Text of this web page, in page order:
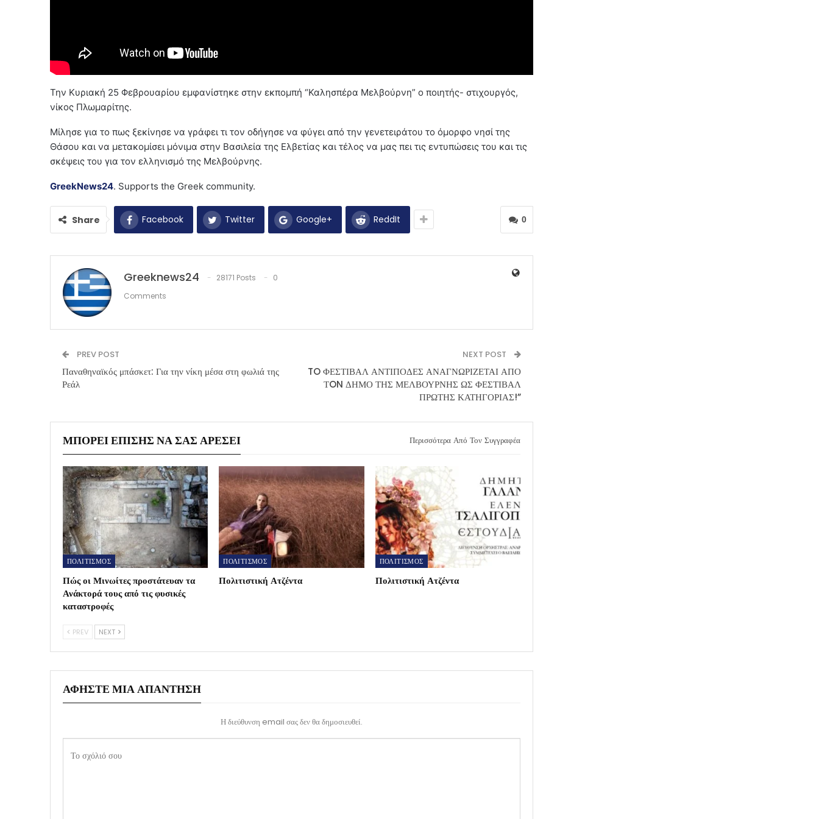
Την Κυριακή 25 Φεβρουαρίου εμφανίστηκε στην εκπομπή “Καλησπέρα Μελβούρνη” ο ποιητής- στιχουργός,
νίκος Πλωμαρίτης.
Μίλησε για το πως ξεκίνησε να γράφει τι τον οδήγησε να φύγει από την γενετειράτου το όμορφο νησί της
Θάσου και να μετακομίσει μόνιμα στην Βασιλεία της Ελβετίας και τέλος να μας πει τις εντυπώσεις του και τις
σκέψεις του για τον ελληνισμό της Μελβούρνης.
GreekNews24. Supports the Greek community.
0
Share Facebook Twitter Google+ ReddIt
Greeknews24 28171 Posts
0
Comments
PREV POST
Παναθηναϊκός μπάσκετ: Για την νίκη μέσα στη φωλιά της
Ρεάλ
NEXT POST
TO ΦΕΣΤΙΒΑΛ ΑΝΤΙΠΟΔΕΣ ΑΝΑΓΝΩΡΙΖΕΤΑΙ ΑΠΟ
ΤON ΔΗΜΟ ΤΗΣ ΜΕΛΒΟΥΡΝΗΣ ΩΣ ΦΕΣΤΙΒΑΛ
ΠΡΩΤΗΣ ΚΑΤΗΓΟΡΙΑΣ!”
ΜΠΟΡΕΊ ΕΠΊΣΗΣ ΝΑ ΣΑΣ ΑΡΈΣΕΙ Περισσότερα Από Τον Συγγραφέα
ΠΟΛΙΤΙΣΜΟΣ
Πώς οι Μινωίτες προστάτευαν τα
Ανάκτορά τους από τις φυσικές
καταστροφές
ΠΟΛΙΤΙΣΜΟΣ
Πολιτιστική Ατζέντα
ΠΟΛΙΤΙΣΜΟΣ
Πολιτιστική Ατζέντα
PREV NEXT
ΑΦΉΣΤΕ ΜΙΑ ΑΠΆΝΤΗΣΗ
Η διεύθυνση email σας δεν θα δημοσιευθεί.